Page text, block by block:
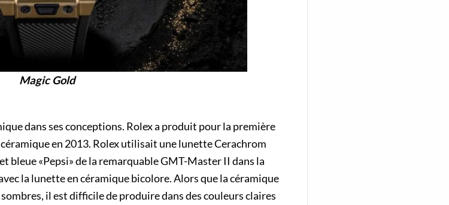
Magic Gold
dans ses conceptions. Rolex a produit pour la première
en 2013. Rolex utilisait une lunette Cerachrom
bleue «Pepsi» de la remarquable GMT-Master II dans la
la lunette en céramique bicolore. Alors que la céramique
il est difficile de produire dans des couleurs claires